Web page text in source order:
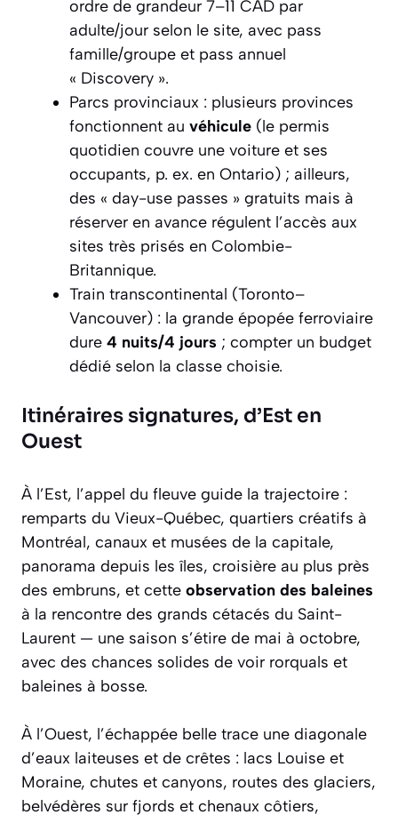
ordre de grandeur 7–11 CAD par
adulte/jour selon le site, avec pass
famille/groupe et pass annuel
« Discovery ».
Parcs provinciaux : plusieurs provinces
fonctionnent au véhicule (le permis
quotidien couvre une voiture et ses
occupants, p. ex. en Ontario) ; ailleurs,
des « day-use passes » gratuits mais à
réserver en avance régulent l’accès aux
sites très prisés en Colombie-
Britannique.
Train transcontinental (Toronto–
Vancouver) : la grande épopée ferroviaire
dure 4 nuits/4 jours ; compter un budget
dédié selon la classe choisie.
Itinéraires signatures, d’Est en
Ouest
À l’Est, l’appel du fleuve guide la trajectoire :
remparts du Vieux-Québec, quartiers créatifs à
Montréal, canaux et musées de la capitale,
panorama depuis les îles, croisière au plus près
des embruns, et cette observation des baleines
à la rencontre des grands cétacés du Saint-
Laurent — une saison s’étire de mai à octobre,
avec des chances solides de voir rorquals et
baleines à bosse.
À l’Ouest, l’échappée belle trace une diagonale
d’eaux laiteuses et de crêtes : lacs Louise et
Moraine, chutes et canyons, routes des glaciers,
belvédères sur fjords et chenaux côtiers,